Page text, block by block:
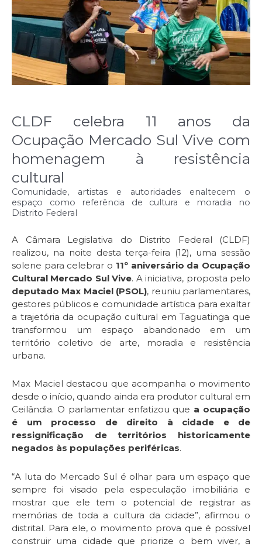
CLDF celebra 11 anos da
Ocupação Mercado Sul Vive com
homenagem à resistência
cultural
Comunidade, artistas e autoridades enaltecem o
espaço como referência de cultura e moradia no
Distrito Federal
A Câmara Legislativa do Distrito Federal (CLDF)
realizou, na noite desta terça-feira (12), uma sessão
solene para celebrar o 11º aniversário da Ocupação
Cultural Mercado Sul Vive. A iniciativa, proposta pelo
deputado Max Maciel (PSOL), reuniu parlamentares,
gestores públicos e comunidade artística para exaltar
a trajetória da ocupação cultural em Taguatinga que
transformou um espaço abandonado em um
território coletivo de arte, moradia e resistência
urbana.
Max Maciel destacou que acompanha o movimento
desde o início, quando ainda era produtor cultural em
Ceilândia. O parlamentar enfatizou que a ocupação
é um processo de direito à cidade e de
ressignificação de territórios historicamente
negados às populações periféricas.
“A luta do Mercado Sul é olhar para um espaço que
sempre foi visado pela especulação imobiliária e
mostrar que ele tem o potencial de registrar as
memórias de toda a cultura da cidade”, afirmou o
distrital. Para ele, o movimento prova que é possível
construir uma cidade que priorize o bem viver, a